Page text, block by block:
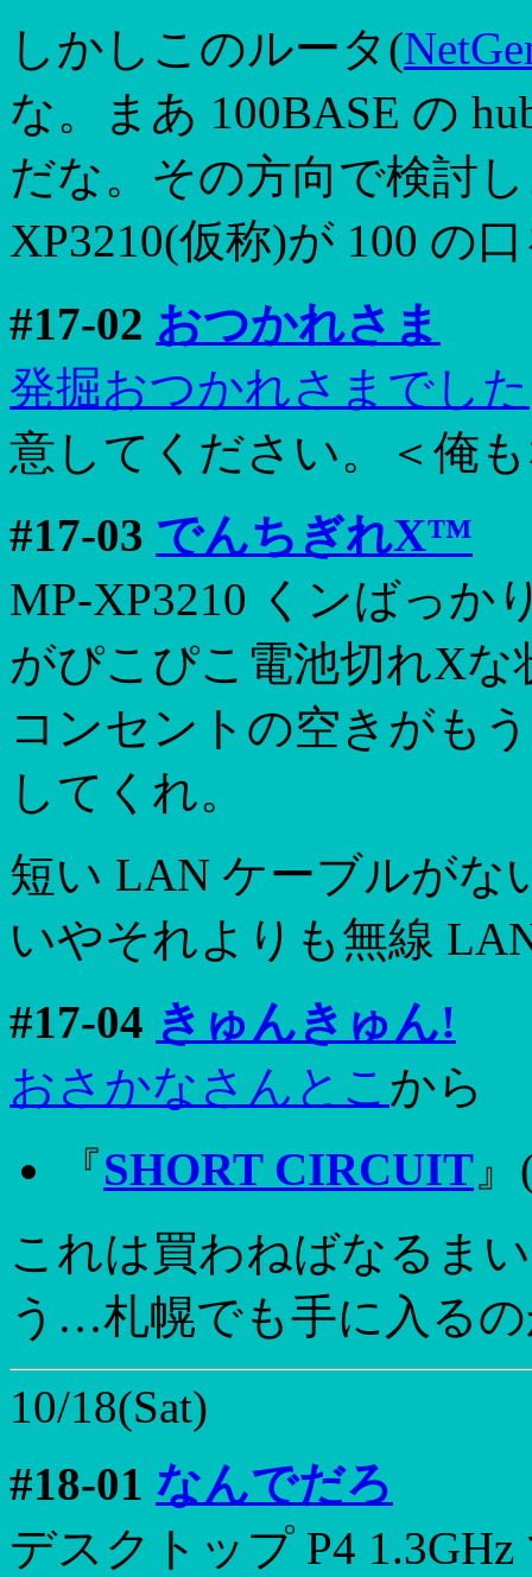
しかしこのルータ(
な。まあ 100BASE の
だな。その方向で検討
XP3210(仮称)が 100 の
#17-02 おつかれさま
発掘おつかれさまでした
意してください。＜俺
#17-03 でんちぎれX™
MP-XP3210 くンばっか
がぴこぴこ電池切れX
コンセントの空きがも
してくれ。
短い LAN ケーブルがな
いやそれよりも無線
#17-04 きゅんきゅん!
おさかなさんとこ から
『SHORT CIRCUIT
これは買わねばなるま
う…札幌でも手に入るの
10/18(Sat)
#18-01 なんでだろ
デスクトップ P4